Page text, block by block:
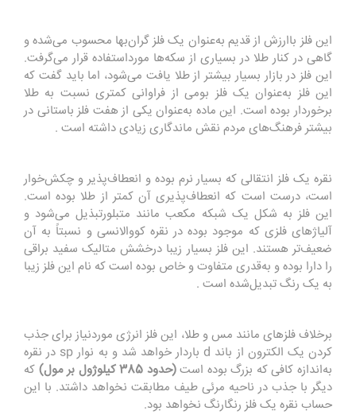
این فلز باارزش از قدیم به‌عنوان یک فلز گران‌بها محسوب می‌شده و
گاهی در کنار طلا در بسیاری از سکه‌ها مورداستفاده قرار می‌گرفت.
این فلز در بازار بسیار بیشتر از طلا یافت می‌شود، اما باید گفت که
این فلز به‌عنوان یک فلز بومی از فراوانی کمتری نسبت به طلا
برخوردار بوده است. این ماده به‌عنوان یکی از هفت فلز باستانی در
بیشتر فرهنگ‌های مردم نقش ماندگاری زیادی داشته است .
نقره یک فلز انتقالی که بسیار نرم بوده و انعطاف‌پذیر و چکش‌خوار
است، درست است که انعطاف‌پذیری آن کمتر از طلا بوده است.
این فلز به شکل یک شبکه مکعب مانند متبلورتبذیل می‌شود و
آلیاژهای فلزی که موجود بوده در نقره کووالانسی و نسبتاً به آن
ضعیف‌تر هستند. این فلز بسیار زیبا درخشش متالیک سفید براقی
را دارا بوده و به‌قدری متفاوت و خاص بوده است که نام این فلز زیبا
به یک رنگ تبدیل‌شده است .
برخلاف فلزهای مانند مس و طلا، این فلز انرژی موردنیاز برای جذب
کردن یک الکترون از باند d باردار خواهد شد و به نوارsp در نقره
به‌اندازه کافی که بزرگ بوده است(حدود 385 کیلوژول بر مول)
که
دیگر با جذب در ناحیه مرئی طیف مطابقت نخواهد داشتد. با این
حساب نقره یک فلز رنگارنگ نخواهد بود.